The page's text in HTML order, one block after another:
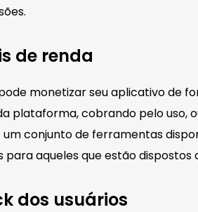
de renda
monetizar seu aplicativo de
plataforma, cobrando pelo
um conjunto de ferramentas
aqueles que estão dispostos
dos usuários